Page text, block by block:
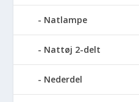
Natlampe
Nattøj 2-delt
Nederdel